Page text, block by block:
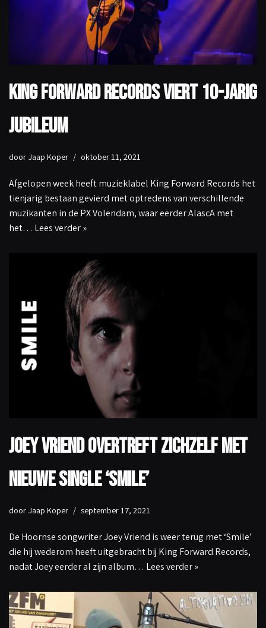
King Forward Records viert 10-jarig
jubileum
door Jaap Koper oktober 11, 2021
Afgelopen week heeft muzieklabel King Forward Records het
tienjarig bestaan gevierd met optredens van verschillende
muzikanten in de PX Volendam, waar eerder AlascA met
het… Lees verder »
Joey Vriend overtreft zichzelf met
nieuwe single ‘Smile’
door Jaap Koper september 17, 2021
De Hoornse songwriter Joey Vriend is weer terug met ‘Smile’
die hij wederom heeft uitgebracht bij King Forward Records,
nadat Joey eerder al zijn album… Lees verder »